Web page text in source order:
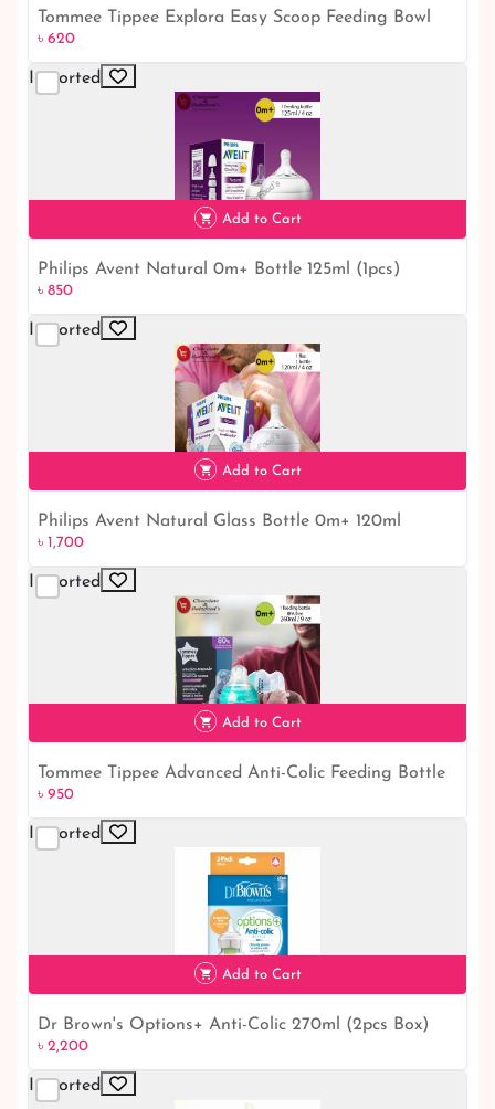
৳ 620
Tommee Tippee Explora Easy Scoop Feeding Bowl
Lid and Spoon (Colours May Vary) 7m+
৳ 620
Imported
৳ 850
Add to Cart
Philips Avent Natural 0m+ Bottle 125ml (1pcs)
৳ 850
Imported
৳ 1,700
Add to Cart
Philips Avent Natural Glass Bottle 0m+ 120ml
৳ 1,700
Imported
৳ 950
Add to Cart
Tommee Tippee Advanced Anti-Colic Feeding Bottle
0m+ 260ml (1pcs) Aqua
৳ 950
Imported
৳ 2,200
Add to Cart
Dr Brown's Options+ Anti-Colic 270ml (2pcs Box)
৳ 2,200
Imported